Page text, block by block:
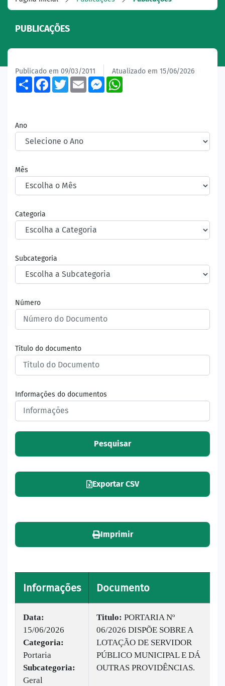
PUBLICAÇÕES
Publicado em 09/03/2011 Atualizado em 15/06/2026
ShareFacebook
TwitterEmailMessenger
Ano
Mês
Categoria
Subcategoria
Número
Título do documento
Informações do documentos
Pesquisar
Exportar CSV
Imprimir
Informações Documento
Data:
15/06/2026
Categoria:
Portaria
Subcategoria:
Geral
Titulo: PORTARIA Nº
06/2026 DISPÕE SOBRE A
LOTAÇÃO DE SERVIDOR
PÚBLICO MUNICIPAL E DÁ
OUTRAS PROVIDÊNCIAS.